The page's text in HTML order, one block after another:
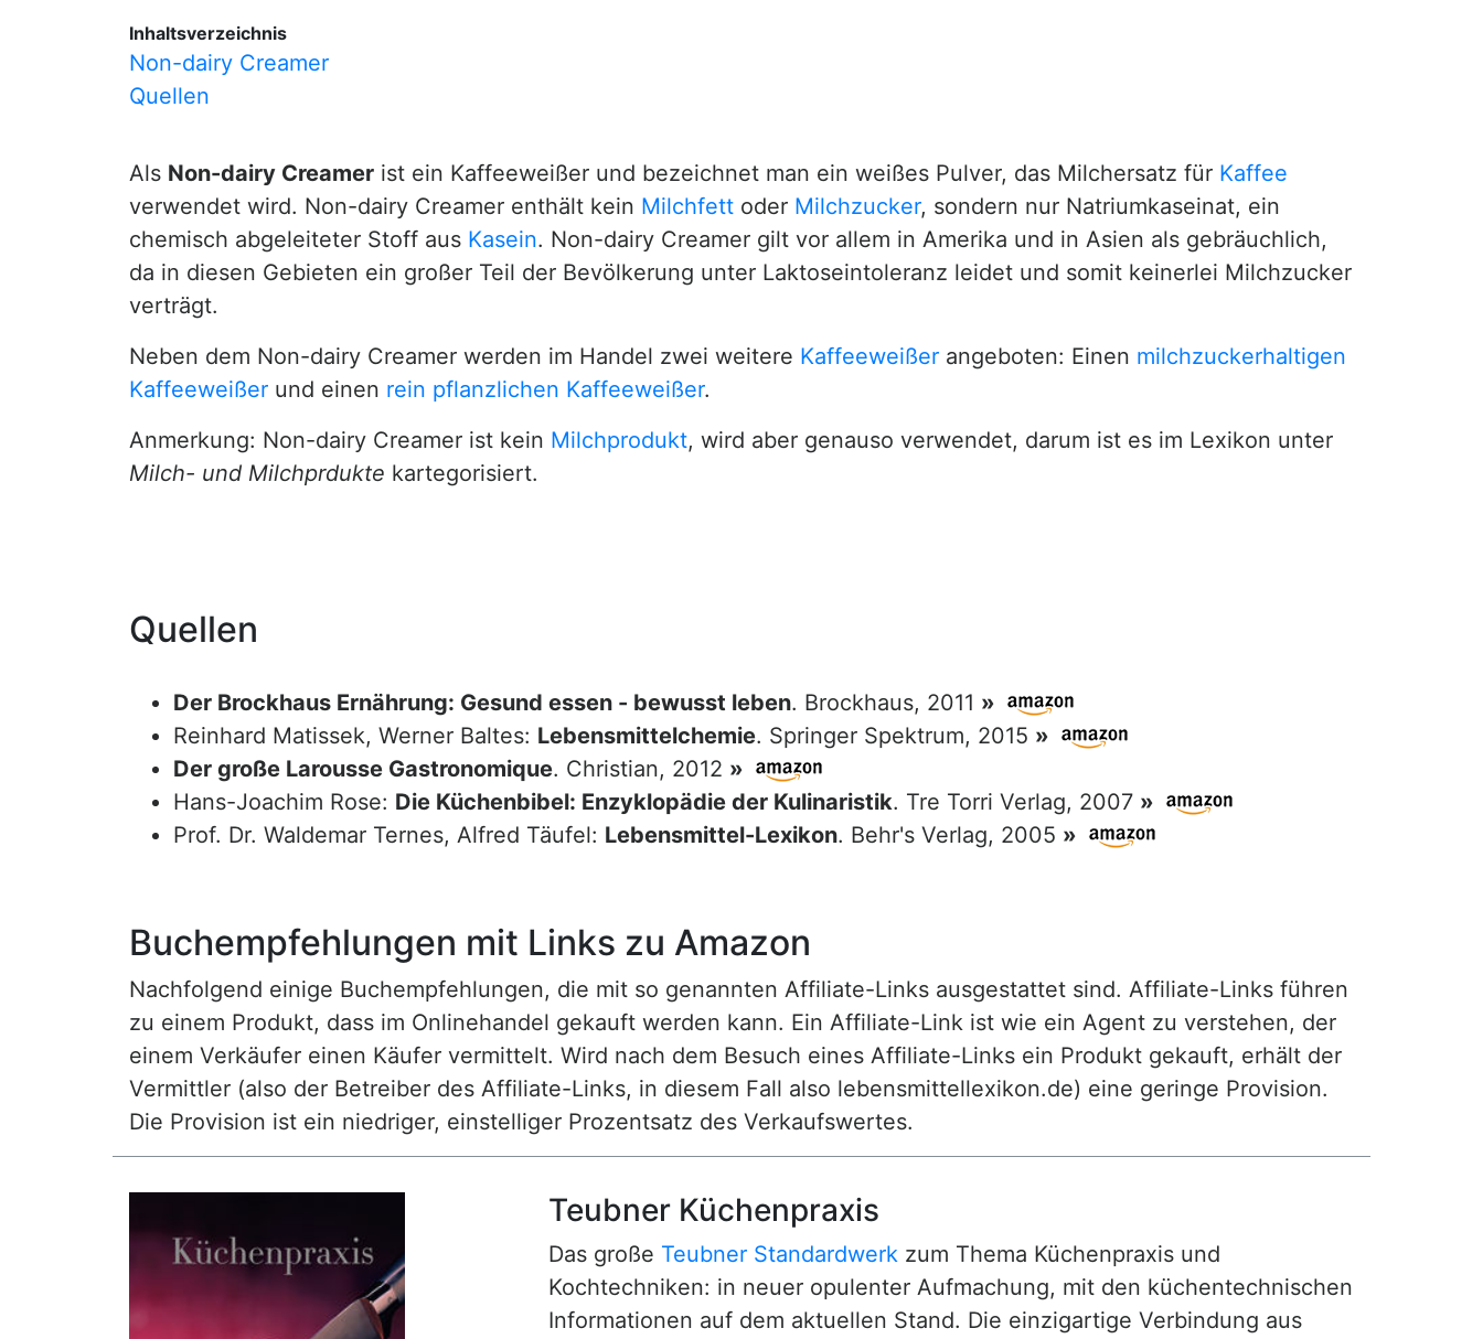
Inhaltsverzeichnis
Non-dairy Creamer
Quellen
Als Non-dairy Creamer ist ein Kaffeeweißer und bezeichnet man ein weißes Pulver, das Milchersatz für Kaffee
verwendet wird. Non-dairy Creamer enthält kein Milchfett oder Milchzucker, sondern nur Natriumkaseinat, ein
chemisch abgeleiteter Stoff aus Kasein. Non-dairy Creamer gilt vor allem in Amerika und in Asien als gebräuchlich,
da in diesen Gebieten ein großer Teil der Bevölkerung unter Laktoseintoleranz leidet und somit keinerlei Milchzucker
verträgt.
Neben dem Non-dairy Creamer werden im Handel zwei weitere Kaffeeweißer angeboten: Einen milchzuckerhaltigen
Kaffeeweißer und einen rein pflanzlichen Kaffeeweißer.
Anmerkung: Non-dairy Creamer ist kein Milchprodukt, wird aber genauso verwendet, darum ist es im Lexikon unter
Milch- und Milchprdukte kartegorisiert.
Quellen
Der Brockhaus Ernährung: Gesund essen - bewusst leben. Brockhaus, 2011 »
Reinhard Matissek, Werner Baltes: Lebensmittelchemie. Springer Spektrum, 2015 »
Der große Larousse Gastronomique. Christian, 2012 »
Hans-Joachim Rose: Die Küchenbibel: Enzyklopädie der Kulinaristik. Tre Torri Verlag, 2007 »
Prof. Dr. Waldemar Ternes, Alfred Täufel: Lebensmittel-Lexikon. Behr's Verlag, 2005 »
Buchempfehlungen mit Links zu Amazon
Nachfolgend einige Buchempfehlungen, die mit so genannten Affiliate-Links ausgestattet sind. Affiliate-Links führen
zu einem Produkt, dass im Onlinehandel gekauft werden kann. Ein Affiliate-Link ist wie ein Agent zu verstehen, der
einem Verkäufer einen Käufer vermittelt. Wird nach dem Besuch eines Affiliate-Links ein Produkt gekauft, erhält der
Vermittler (also der Betreiber des Affiliate-Links, in diesem Fall also lebensmittellexikon.de) eine geringe Provision.
Die Provision ist ein niedriger, einstelliger Prozentsatz des Verkaufswertes.
Teubner Küchenpraxis
Das große Teubner Standardwerk zum Thema Küchenpraxis und
Kochtechniken: in neuer opulenter Aufmachung, mit den küchentechnischen
Informationen auf dem aktuellen Stand. Die einzigartige Verbindung aus